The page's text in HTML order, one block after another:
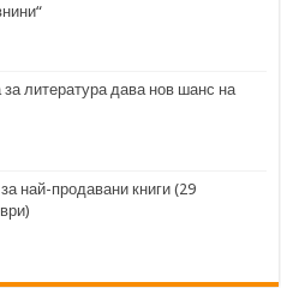
литература дава нов шанс на
най-продавани книги (29